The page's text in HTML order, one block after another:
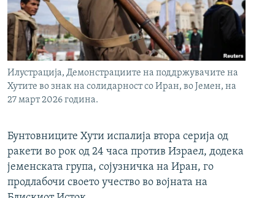
Илустрација, Демонстрациите на поддржувачите на
Хутите во знак на солидарност со Иран, во Јемен, на
27 март 2026 година.
Бунтовниците Хути испалија втора серија од
ракети во рок од 24 часа против Израел, додека
јеменската група, сојузничка на Иран, го
продлабочи своето учество во војната на